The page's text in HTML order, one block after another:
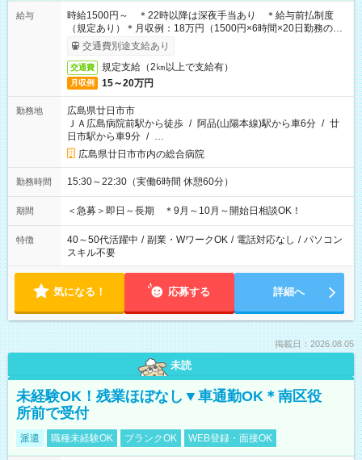
給与
時給1500円～ ＊22時以降は深夜手当あり ＊給与前払制度
（規定あり）＊月収例：18万円（1500円×6時間×20日勤務の場
合）交通費別途支給あり
交通費 規定支給（2㎞以上で支給有）
月収例 15～20万円
勤務地
広島県廿日市市
ＪＡ広島病院前駅から徒歩 / 阿品(山陽本線)駅から車6分 / 廿
日市駅から車9分 / …
広島県廿日市市内の総合病院
勤務時間 15:30～22:30（実働6時間 休憩60分）
期間 ＜急募＞即日～長期 ＊9月～10月～開始日相談OK！
特徴 40～50代活躍中 / 副業・WワークOK / 電話対応なし / パソコン
スキル不要
気になる！ 応募する 詳細へ
掲載日：2026.08.05
未読
未経験OK！残業ほぼなし▼車通勤OK＊南区役
所前で受付
派遣 職種未経験OK ブランクOK WEB登録・面接OK